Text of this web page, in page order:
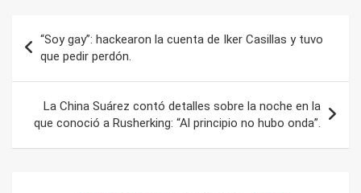
de
entradas
“Soy gay”: hackearon la cuenta de Iker Casillas y tuvo
que pedir perdón.
La China Suárez contó detalles sobre la noche en la
que conoció a Rusherking: “Al principio no hubo onda”.